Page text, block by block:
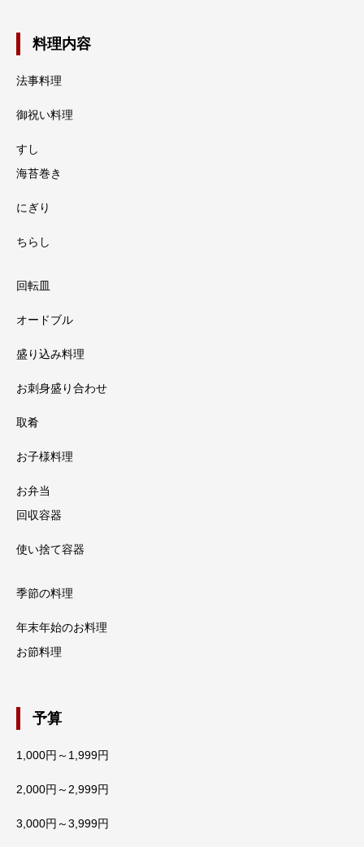
料理内容
法事料理
御祝い料理
すし
海苔巻き
にぎり
ちらし
回転皿
オードブル
盛り込み料理
お刺身盛り合わせ
取肴
お子様料理
お弁当
回収容器
使い捨て容器
季節の料理
年末年始のお料理
お節料理
予算
1,000円～1,999円
2,000円～2,999円
3,000円～3,999円